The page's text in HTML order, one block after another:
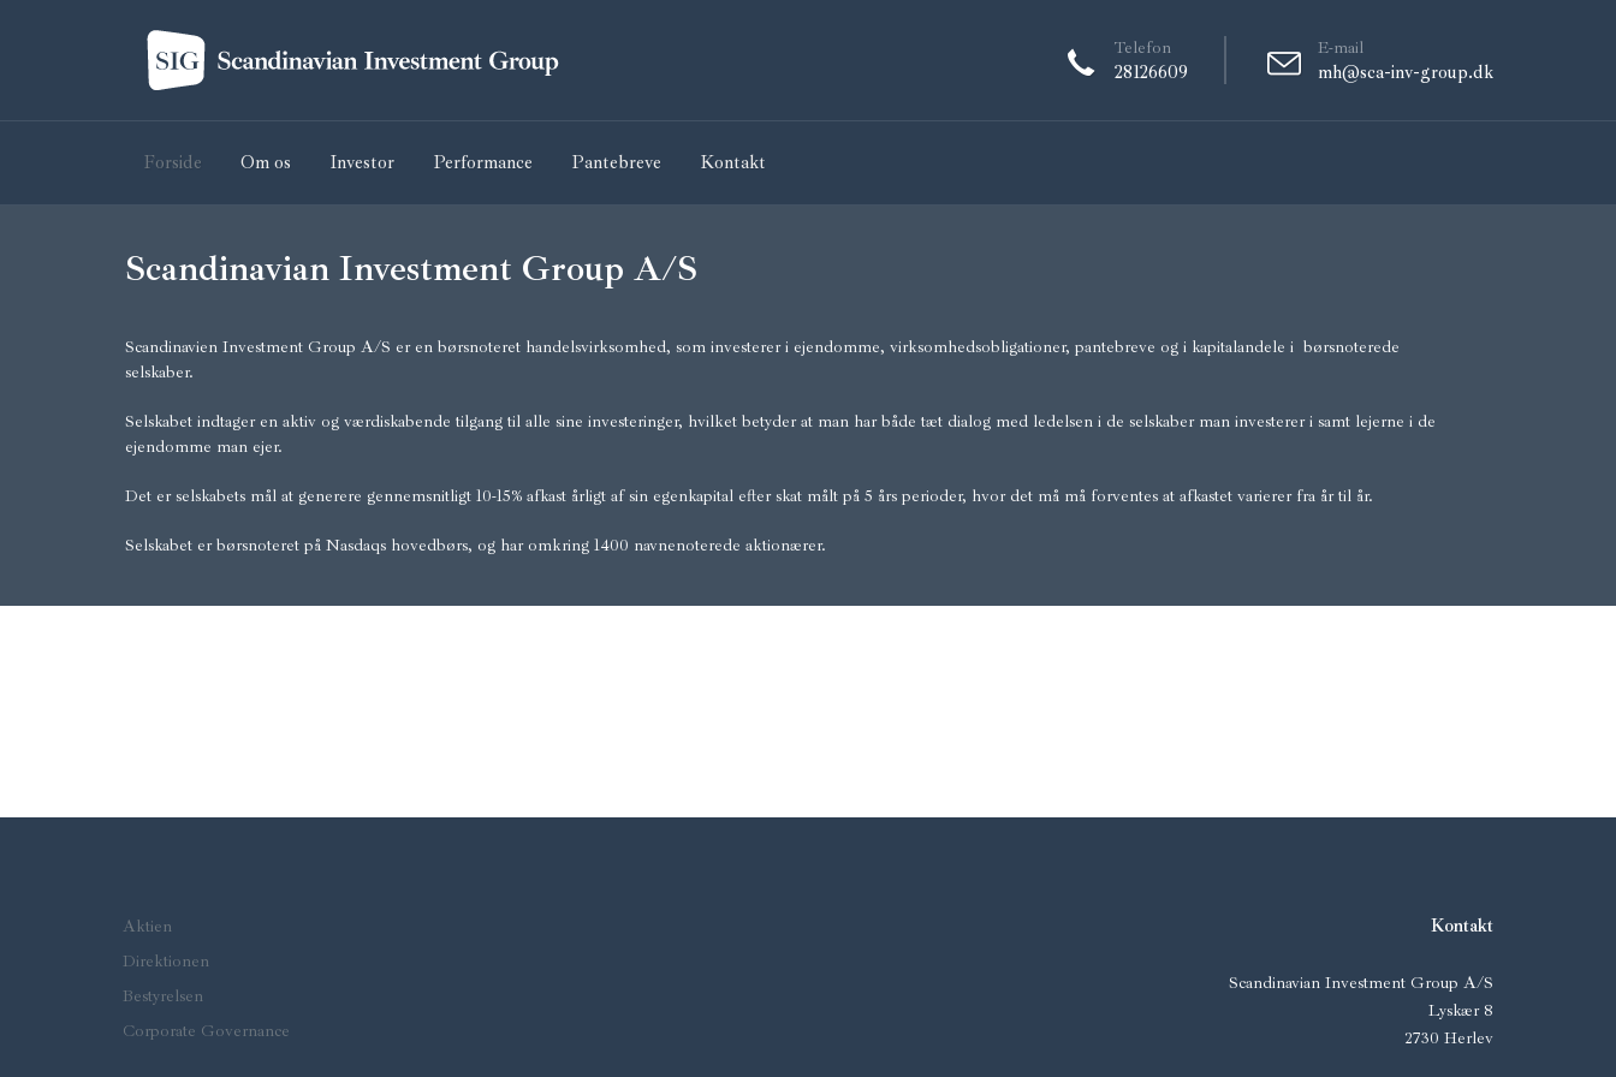
Telefon
28126609
E-mail
mh@sca-inv-group.dk
Forside Om os Investor Performance Pantebreve Kontakt
Scandinavian Investment Group A/S
Scandinavien Investment Group A/S er en børsnoteret handelsvirksomhed, som investerer i ejendomme, virksomhedsobligationer, pantebreve og i kapitalandele i børsnoterede
selskaber.
Selskabet indtager en aktiv og værdiskabende tilgang til alle sine investeringer, hvilket betyder at man har både tæt dialog med ledelsen i de selskaber man investerer i samt lejerne i de
ejendomme man ejer.
Det er selskabets mål at generere gennemsnitligt 10-15% afkast årligt af sin egenkapital efter skat målt på 5 års perioder, hvor det må må forventes at afkastet varierer fra år til år.
Selskabet er børsnoteret på Nasdaqs hovedbørs, og har omkring 1400 navnenoterede aktionærer.
Aktien
Direktionen
Bestyrelsen
Corporate Governance
Kontakt
Scandinavian Investment Group A/S
Lyskær 8
2730 Herlev